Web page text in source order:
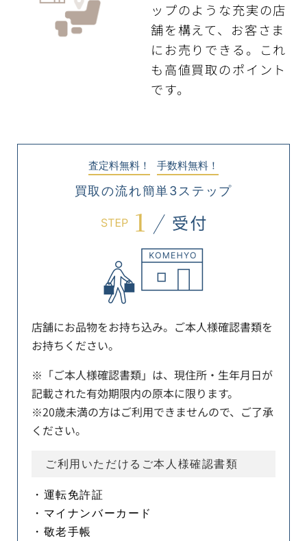
ップのような充実の店
舗を構えて、お客さま
にお売りできる。これ
も高値買取のポイント
です。
査定料無料！ 手数料無料！
買取の流れ簡単3ステップ
店舗にお品物をお持ち込み。ご本人様確認書類を
お持ちください。
※「ご本人様確認書類」は、現住所・生年月日が
記載された有効期限内の原本に限ります。
※20歳未満の方はご利用できませんので、ご了承
ください。
ご利用いただけるご本人様確認書類
・運転免許証
・マイナンバーカード
・敬老手帳